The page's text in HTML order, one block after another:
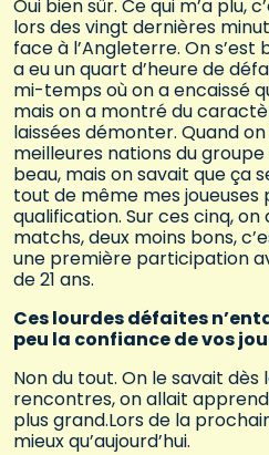
Oui bien sûr. Ce qui m’a plu,
lors des vingt dernières
face à l’Angleterre. On s’est
a eu un quart d’heure de
mi-temps où on a encaissé
mais on a montré du
laissées démonter. Quand
meilleures nations du
beau, mais on savait que ça
tout de même mes
qualification. Sur ces cinq,
matchs, deux moins bons,
une première participation
de 21 ans.
Ces lourdes défaites
peu la confiance de vos
Non du tout. On le savait
rencontres, on allait
plus grand.Lors de la
mieux qu’aujourd’hui.